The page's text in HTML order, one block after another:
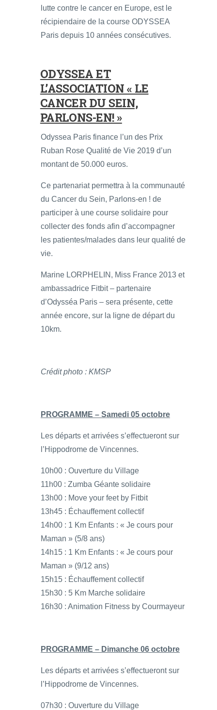
lutte contre le cancer en Europe, est le
récipiendaire de la course ODYSSEA
Paris depuis 10 années consécutives.
ODYSSEA ET
L’ASSOCIATION « LE
CANCER DU SEIN,
PARLONS-EN! »
Odyssea Paris finance l’un des Prix
Ruban Rose Qualité de Vie 2019 d’un
montant de 50.000 euros.
Ce partenariat permettra à la communauté
du Cancer du Sein, Parlons-en ! de
participer à une course solidaire pour
collecter des fonds afin d’accompagner
les patientes/malades dans leur qualité de
vie.
Marine LORPHELIN, Miss France 2013 et
ambassadrice Fitbit – partenaire
d’Odysséa Paris – sera présente, cette
année encore, sur la ligne de départ du
10km.
Crédit photo : KMSP
PROGRAMME – Samedi 05 octobre
Les départs et arrivées s’effectueront sur
l’Hippodrome de Vincennes.
10h00 : Ouverture du Village
11h00 : Zumba Géante solidaire
13h00 : Move your feet by Fitbit
13h45 : Échauffement collectif
14h00 : 1 Km Enfants : « Je cours pour
Maman » (5/8 ans)
14h15 : 1 Km Enfants : « Je cours pour
Maman » (9/12 ans)
15h15 : Échauffement collectif
15h30 : 5 Km Marche solidaire
16h30 : Animation Fitness by Courmayeur
PROGRAMME – Dimanche 06 octobre
Les départs et arrivées s’effectueront sur
l’Hippodrome de Vincennes.
07h30 : Ouverture du Village